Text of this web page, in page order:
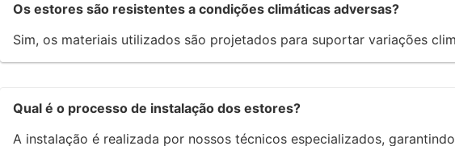
Os estores são resistentes a condições climáticas adversas?
Sim, os materiais utilizados são projetados para suportar variações
Qual é o processo de instalação dos estores?
A instalação é realizada por nossos técnicos especializados,